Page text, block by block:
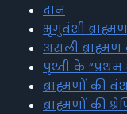
दान
भृगुवंशी
असली ब्राह्मण
पृथ्वी के “प्रथम
ब्राह्मणों की
ब्राह्मणों की